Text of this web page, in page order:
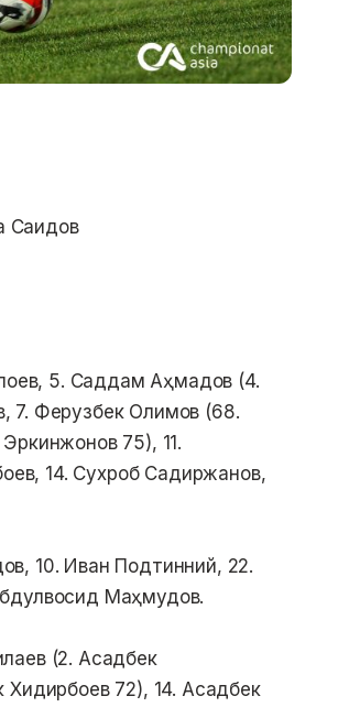
Саидов
5. Саддам Аҳмадов (4.
7. Ферузбек Олимов (68.
75), 11.
14. Сухроб Садиржанов,
10. Иван Подтинний, 22.
Маҳмудов.
(2. Асадбек
72), 14. Асадбек